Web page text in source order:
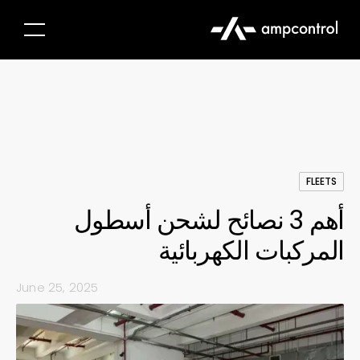
FLEETS
أهم 3 نصائح لشحن أسطول
المركبات الكهربائية
June 25, 2025